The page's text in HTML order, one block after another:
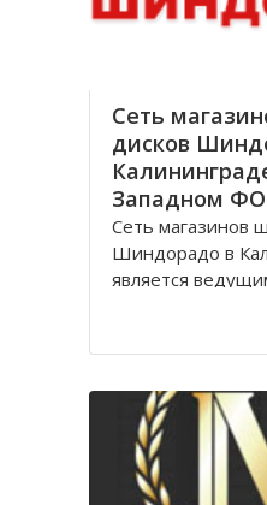
Сеть
дисков
Западном ФО
Сеть магазинов
Шиндорадо в
является
восемь
желает
достигнутом
расширяться.
Магазины